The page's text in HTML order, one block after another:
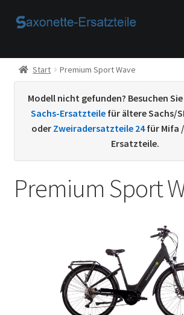
Zur
Zum
Start
Echtheit von Bewertungen
Start Premium Sport Wave
Modell nicht gefunden? Besuchen
Sachs-Ersatzteilefür ältere Sachs/
oder Zweiradersatzteile 24für Mifa
Ersatzteile.
Premium Sport